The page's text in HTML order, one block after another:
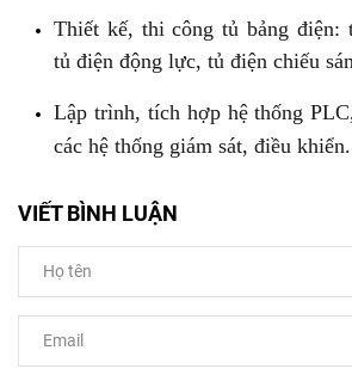
Thiết kế, thi công tủ bảng điện:
tủ điện động lực, tủ điện chiếu
Lập trình, tích hợp hệ thống
các hệ thống giám sát, điều khiển.
VIẾT BÌNH LUẬN